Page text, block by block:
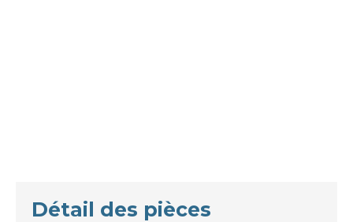
Détail des pièces